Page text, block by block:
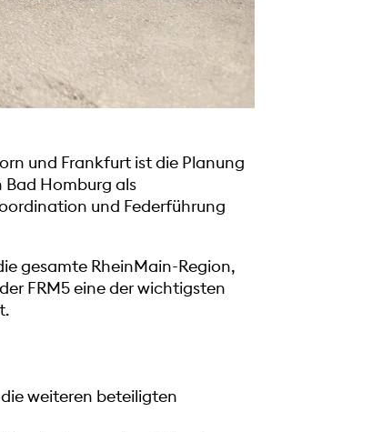
und Frankfurt ist die Planung
Bad Homburg als
und Federführung
gesamte RheinMain-Region,
FRM5 eine der wichtigsten
weiteren beteiligten